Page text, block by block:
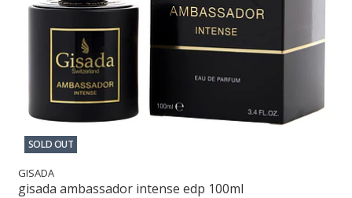
SOLD OUT
GISADA
gisada ambassador intense edp 100ml